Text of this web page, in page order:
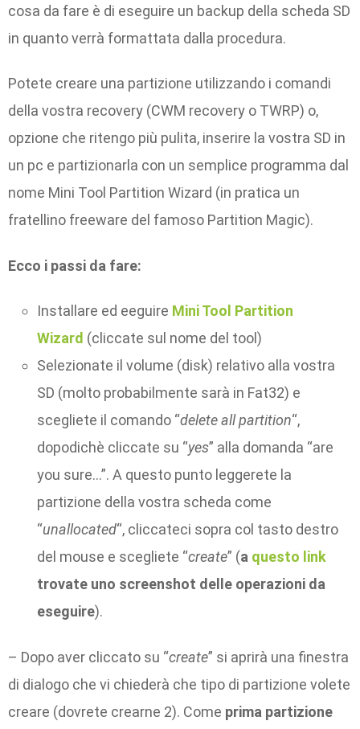
cosa da fare è di eseguire un backup della scheda SD
in quanto verrà formattata dalla procedura.
Potete creare una partizione utilizzando i comandi
della vostra recovery (CWM recovery o TWRP) o,
opzione che ritengo più pulita, inserire la vostra SD in
un pc e partizionarla con un semplice programma dal
nome Mini Tool Partition Wizard (in pratica un
fratellino freeware del famoso Partition Magic).
Ecco i passi da fare:
Installare ed eeguire Mini Tool Partition
Wizard (cliccate sul nome del tool)
Selezionate il volume (disk) relativo alla vostra
SD (molto probabilmente sarà in Fat32) e
scegliete il comando “delete all partition“,
dopodichè cliccate su “yes” alla domanda “are
you sure…”. A questo punto leggerete la
partizione della vostra scheda come
“unallocated“, cliccateci sopra col tasto destro
del mouse e scegliete “create” (a questo link
trovate uno screenshot delle operazioni da
eseguire).
– Dopo aver cliccato su “create” si aprirà una finestra
di dialogo che vi chiederà che tipo di partizione volete
creare (dovrete crearne 2). Come prima partizione